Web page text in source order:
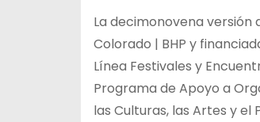
La decimonovena versión
Colorado | BHP y
Línea Festivales y
Programa de Apoyo a
las Culturas, las Artes y el